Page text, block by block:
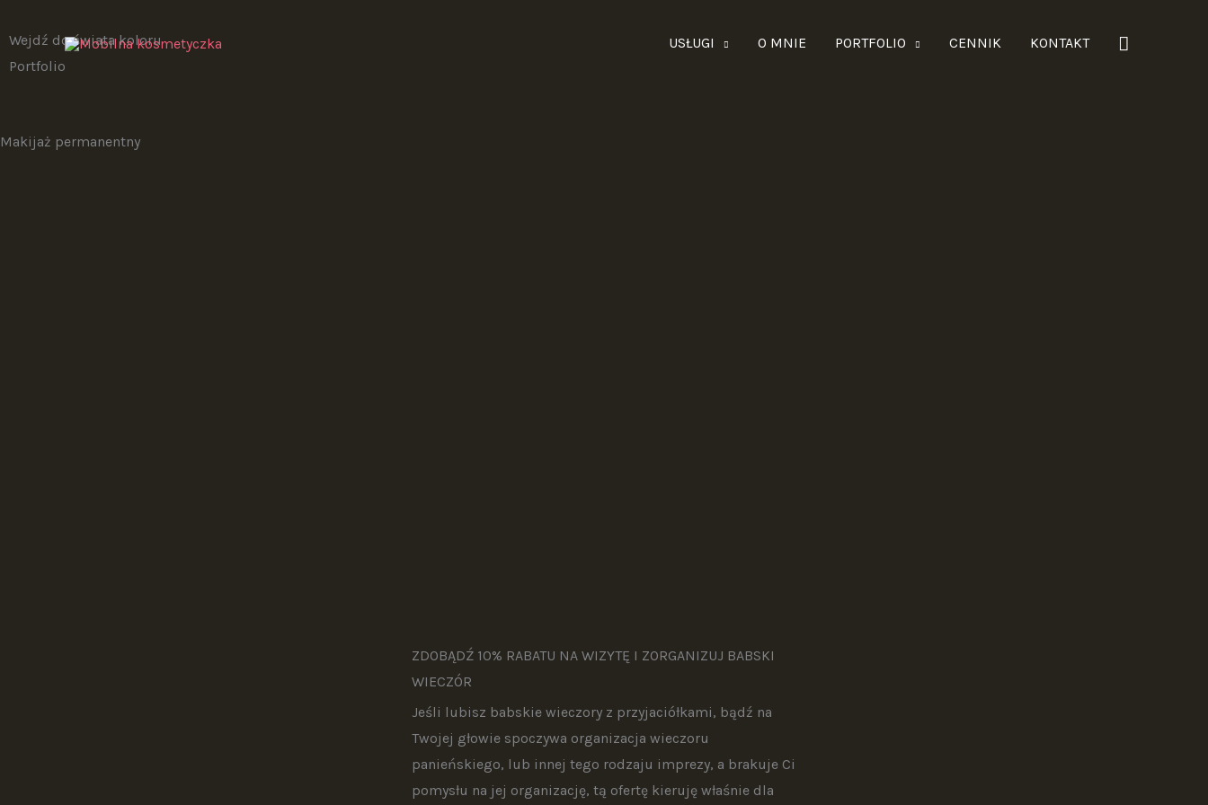
do
treści
USŁUGI O MNIE PORTFOLIO CENNIK KONTAKT Szukaj
Wejdź do świata koloru
Portfolio
Makijaż permanentny
ZDOBĄDŹ 10% RABATU NA WIZYTĘ I ZORGANIZUJ BABSKI
WIECZÓR
Jeśli lubisz babskie wieczory z przyjaciółkami, bądź na
Twojej głowie spoczywa organizacja wieczoru
panieńskiego, lub innej tego rodzaju imprezy, a brakuje Ci
pomysłu na jej organizację, tą ofertę kieruję właśnie dla